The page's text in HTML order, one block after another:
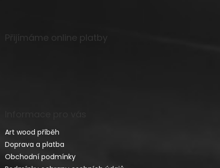
Přijímáme online platby
Art wood příběh
Doprava a platba
Obchodní podmínky